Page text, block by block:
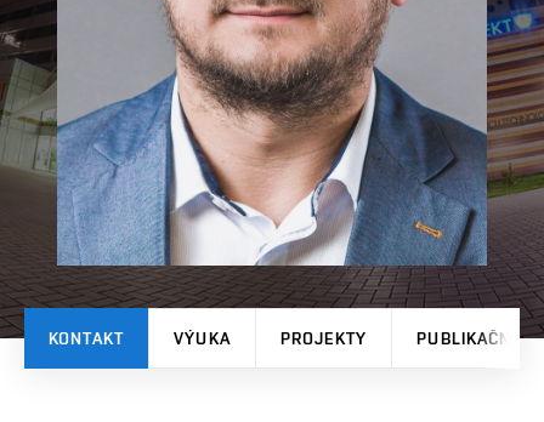
KONTAKT VÝUKA PROJEKTY PUBLIKAČNÍ